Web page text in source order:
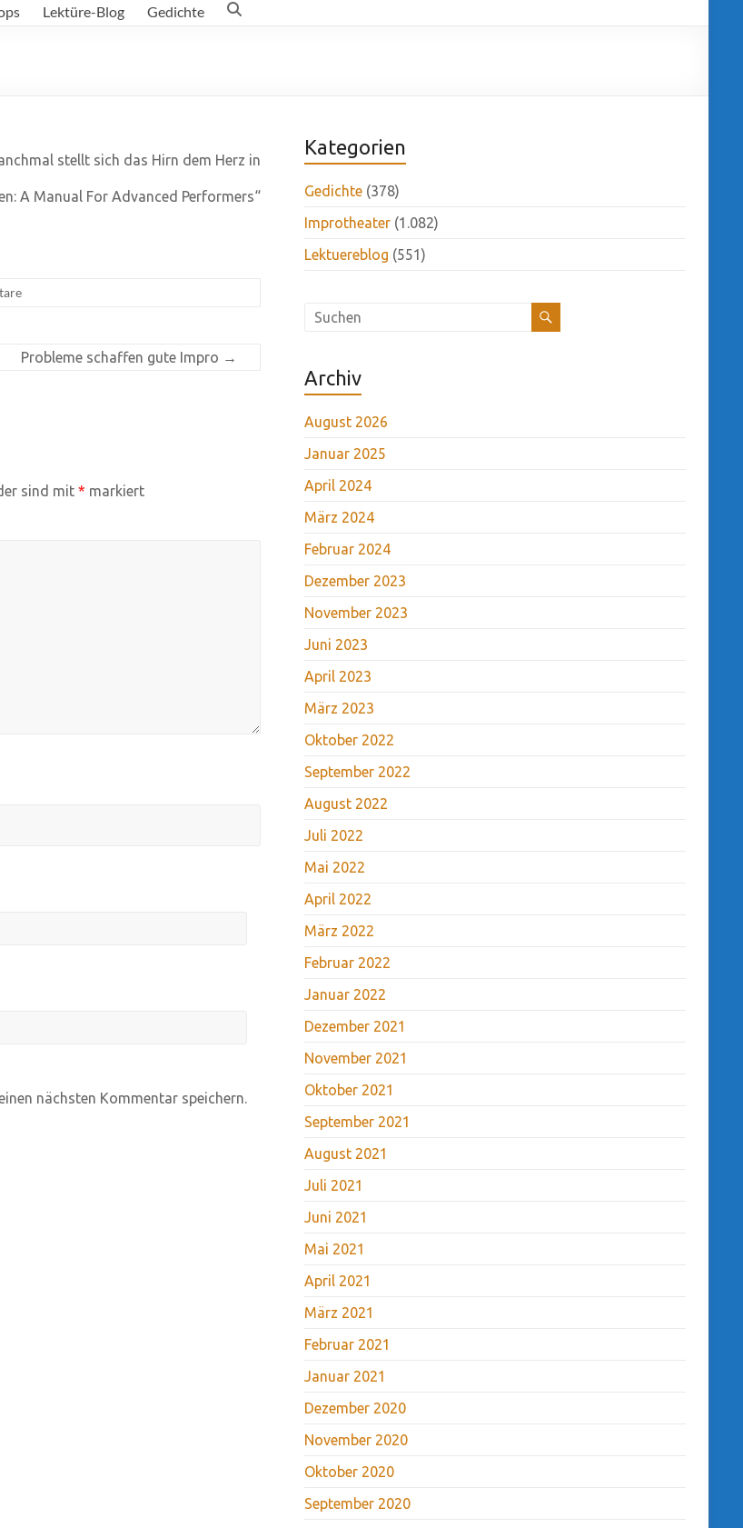
Lektüre-Blog Gedichte
stellt sich das Hirn dem Herz in
A Manual For Advanced Performers“
Probleme schaffen gute Impro →
sind mit * markiert
nächsten Kommentar speichern.
Kategorien
Gedichte (378)
Improtheater (1.082)
Lektuereblog (551)
Archiv
August 2026
Januar 2025
April 2024
März 2024
Februar 2024
Dezember 2023
November 2023
Juni 2023
April 2023
März 2023
Oktober 2022
September 2022
August 2022
Juli 2022
Mai 2022
April 2022
März 2022
Februar 2022
Januar 2022
Dezember 2021
November 2021
Oktober 2021
September 2021
August 2021
Juli 2021
Juni 2021
Mai 2021
April 2021
März 2021
Februar 2021
Januar 2021
Dezember 2020
November 2020
Oktober 2020
September 2020